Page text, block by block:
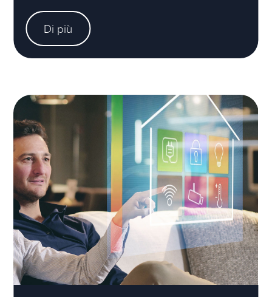
Di più